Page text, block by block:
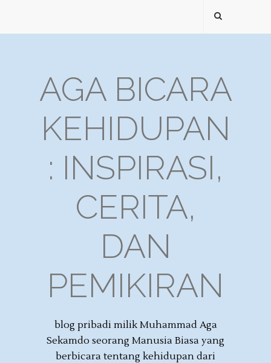
AGA BICARA
KEHIDUPAN
: INSPIRASI,
CERITA,
DAN
PEMIKIRAN
blog pribadi milik Muhammad Aga
Sekamdo seorang Manusia Biasa yang
berbicara tentang kehidupan dari